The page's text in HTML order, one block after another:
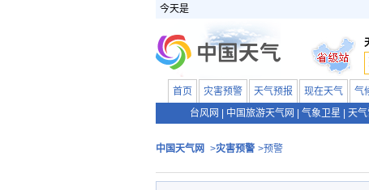
今天是
首页 灾害预警 天气预报 现在天气 气
台风网
中国旅游天气网 气象卫星 天
中国天气网 >灾害预警 >预警